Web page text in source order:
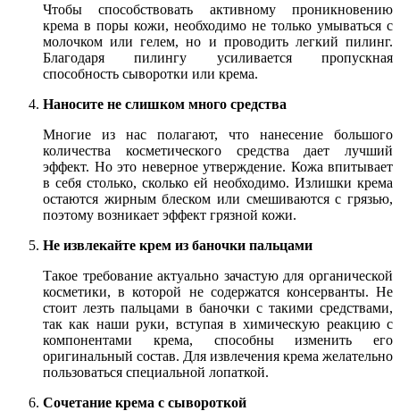
Чтобы способствовать активному проникновению
крема в поры кожи, необходимо не только умываться с
молочком или гелем, но и проводить легкий пилинг.
Благодаря пилингу усиливается пропускная
способность сыворотки или крема.
Наносите не слишком много средства
Многие из нас полагают, что нанесение большого
количества косметического средства дает лучший
эффект. Но это неверное утверждение. Кожа впитывает
в себя столько, сколько ей необходимо. Излишки крема
остаются жирным блеском или смешиваются с грязью,
поэтому возникает эффект грязной кожи.
Не извлекайте крем из баночки пальцами
Такое требование актуально зачастую для органической
косметики, в которой не содержатся консерванты. Не
стоит лезть пальцами в баночки с такими средствами,
так как наши руки, вступая в химическую реакцию с
компонентами крема, способны изменить его
оригинальный состав. Для извлечения крема желательно
пользоваться специальной лопаткой.
Сочетание крема с сывороткой